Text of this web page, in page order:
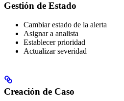
Gestión de Estado
Cambiar estado de la alerta
Asignar a analista
Establecer prioridad
Actualizar severidad
Creación de Caso